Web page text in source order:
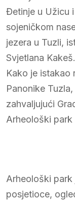
Đetinje u Užicu
sojeničkom
jezera u Tuzli,
Svjetlana Kakeš.
Kako je istakao
Panonike
zahvaljujući
Arheološki park
Arheološki park
posjetioce,